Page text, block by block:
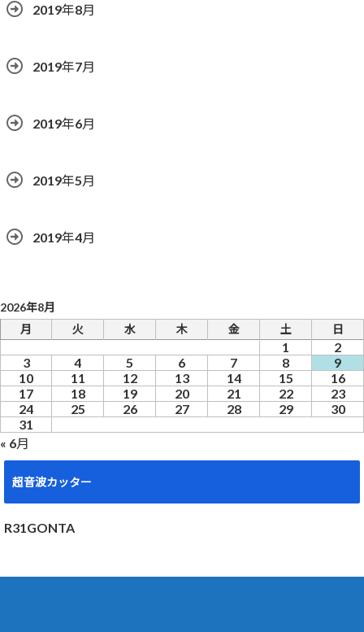
2019年8月
2019年7月
2019年6月
2019年5月
2019年4月
2026年8月
月
火 水 木 金 土 日
1
2
3
4 5 6 7 8
9
10
11 12 13 14 15
16
17
18 19 20 21 22
23
24
25 26 27 28 29
30
31
« 6月
超音波カッター
R31GONTA